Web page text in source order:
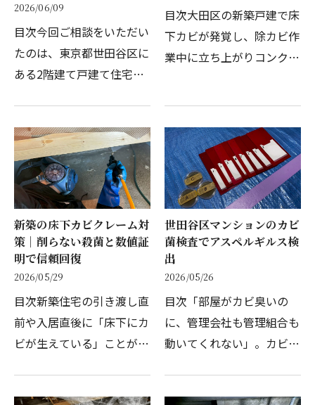
2026/06/09
目次今回ご相談をいただい
たのは、東京都世田谷区に
ある2階建て戸建て住宅の
地下に設置されていまし
た。1階に設置された給湯
器が故障し、地下の浴室
天…
目次大田区の新築戸建で床
下カビが発覚し、除カビ作
業中に立ち上がりコンクリ
渡しからわずか3ヶ月。新
しい生活が始まったばか…
新築の床下カビクレーム対
策｜削らない殺菌と数値証
明で信頼回復
2026/05/29
目次新築住宅の引き渡し直
前や入居直後に「床下にカ
ビが生えている」ことが発
世田谷区マンションのカビ
菌検査でアスペルギルス検
出
2026/05/26
目次「部屋がカビ臭いの
に、管理会社も管理組合も
動いてくれない」。カビア